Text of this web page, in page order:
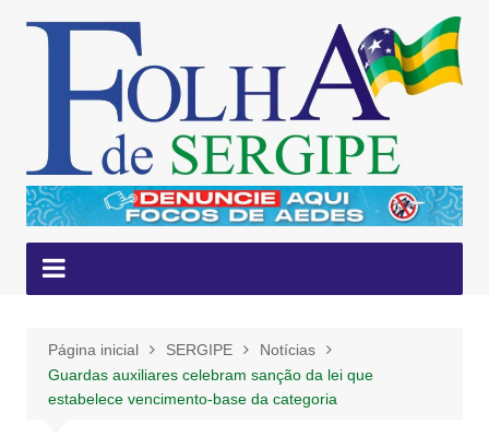
conteúdo
Página inicial SERGIPE
Notícias
Guardas auxiliares celebram sanção da lei que
estabelece vencimento-base da categoria